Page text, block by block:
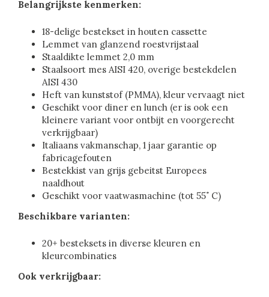
Belangrijkste kenmerken:
18-delige bestekset in houten cassette
Lemmet van glanzend roestvrijstaal
Staaldikte lemmet 2,0 mm
Staalsoort mes AISI 420, overige bestekdelen
AISI 430
Heft van kunststof (PMMA), kleur vervaagt niet
Geschikt voor diner en lunch (er is ook een
kleinere variant voor ontbijt en voorgerecht
verkrijgbaar)
Italiaans vakmanschap, 1 jaar garantie op
fabricagefouten
Bestekkist van grijs gebeitst Europees
naaldhout
Geschikt voor vaatwasmachine (tot 55˚ C)
Beschikbare varianten:
20+ besteksets in diverse kleuren en
kleurcombinaties
Ook verkrijgbaar: